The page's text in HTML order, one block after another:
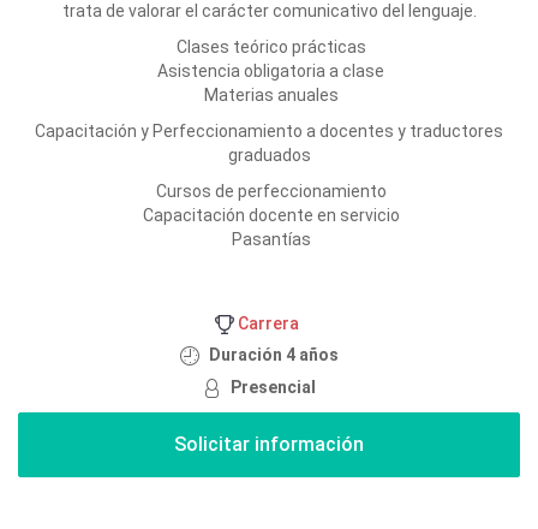
trata de valorar el carácter comunicativo del lenguaje.
Clases teórico prácticas
Asistencia obligatoria a clase
Materias anuales
Capacitación y Perfeccionamiento a docentes y traductores
graduados
Cursos de perfeccionamiento
Capacitación docente en servicio
Pasantías
Carrera
Duración 4 años
Presencial